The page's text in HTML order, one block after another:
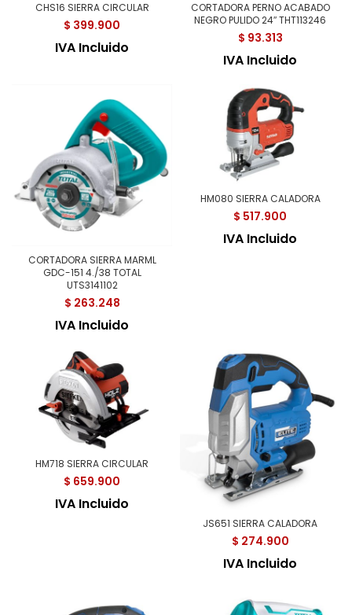
CHS16 SIERRA CIRCULAR
$ 399.900
IVA Incluido
CORTADORA PERNO ACABADO
NEGRO PULIDO 24″ THT113246
$ 93.313
IVA Incluido
CORTADORA SIERRA MARML
GDC-151 4./38 TOTAL
UTS3141102
$ 263.248
IVA Incluido
HM080 SIERRA CALADORA
$ 517.900
IVA Incluido
HM718 SIERRA CIRCULAR
$ 659.900
IVA Incluido
JS651 SIERRA CALADORA
$ 274.900
IVA Incluido